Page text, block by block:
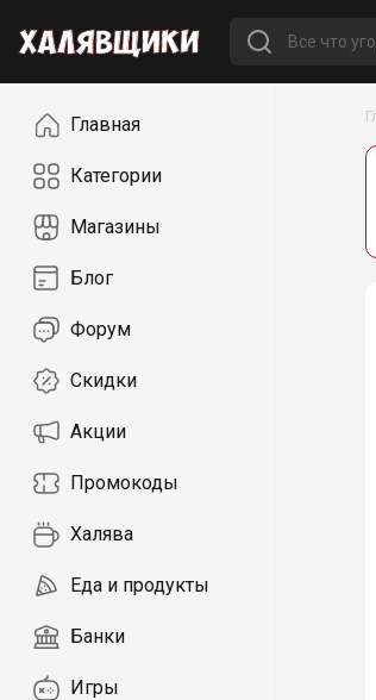
НавигацияГлавная
Категории
Магазины
Блог
Форум
Скидки
Акции
Промокоды
Халява
Еда и продукты
Банки
Игры